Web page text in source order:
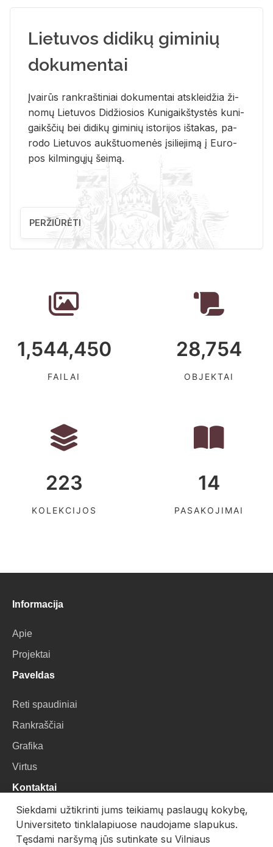
Lietuvos didikų giminių
dokumentai
Įvai­rūs rank­raš­ti­niai do­ku­men­tai at­sklei­džia ži­
no­mų Lie­tu­vos Di­džio­sios Ku­ni­gaikš­tys­tės ku­ni­
gaikš­čių bei di­di­kų gi­mi­nių is­to­ri­jos iš­ta­kas, pa­
ro­do Lie­tu­vos aukš­tuo­me­nės įsi­lie­ji­mą į Eu­ro­
pos kil­min­gų­jų šei­mą.
PERŽIŪRĖTI
1,544,450
FAILAI
28,754
OBJEKTAI
223
KOLEKCIJOS
14
PASAKOJIMAI
Informacija
Apie
Projektai
Paveldas
Reti spaudiniai
Rankraščiai
Grafika
Virtus
Kontaktai
VU Biblioteka
Universiteto g. 3, LT-01122, Vilnius
Siekdami užtikrinti jums teikiamų paslaugų kokybę,
Universiteto tinklalapiuose naudojame slapukus.
Tęsdami naršymą jūs sutinkate su Vilniaus